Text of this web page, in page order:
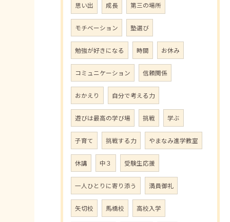
思い出 成長 第三の場所
モチベーション 塾選び
勉強が好きになる 時間 お休み
コミュニケーション 信頼関係
おかえり 自分で考える力
遊びは最高の学び場 挑戦 学ぶ
子育て 挑戦する力 やまなみ進学教室
休講 中３ 受験生応援
一人ひとりに寄り添う 満員御礼
矢切校 馬橋校 高校入学